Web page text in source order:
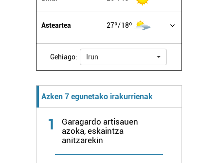
Asteartea 27º 18º
Gehiago: Irun
Azken 7 egunetako irakurrienak
1
Garagardo artisauen
azoka, eskaintza
anitzarekin